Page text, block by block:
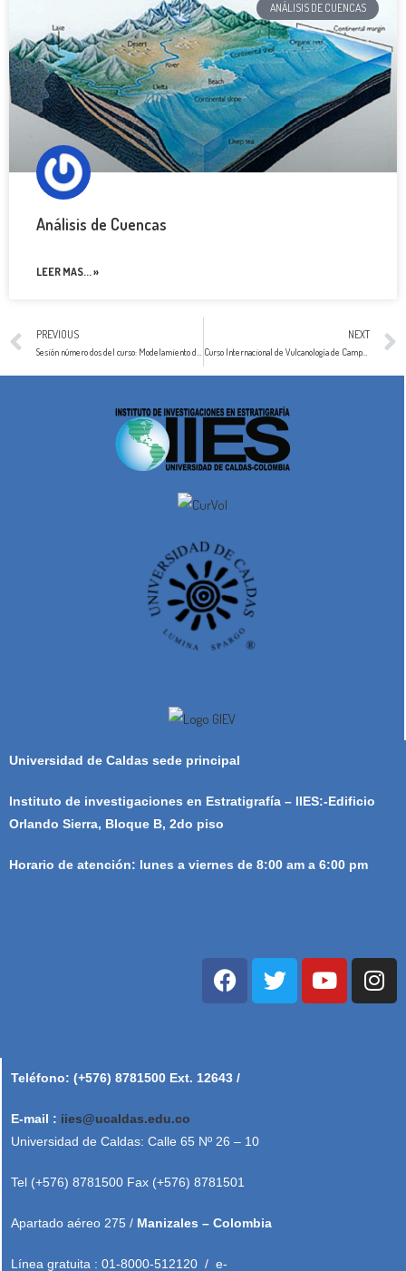
ANÁLISIS DE CUENCAS
Análisis de Cuencas
LEER MAS... »
PREVIOUS NEXT
Curso Internacional de Vulcanología de Campo, cuarta edición
Universidad de Caldas sede principal
Instituto de investigaciones en Estratigrafía – IIES:-Edificio
Orlando Sierra, Bloque B, 2do piso
Horario de atención: lunes a viernes de 8:00 am a 6:00 pm
Teléfono: (+576) 8781500 Ext. 12643 /
E-mail : iies@ucaldas.edu.co
Universidad de Caldas: Calle 65 Nº 26 – 10
Tel (+576) 8781500 Fax (+576) 8781501
Apartado aéreo 275 / Manizales – Colombia
Línea gratuita : 01-8000-512120 / e-